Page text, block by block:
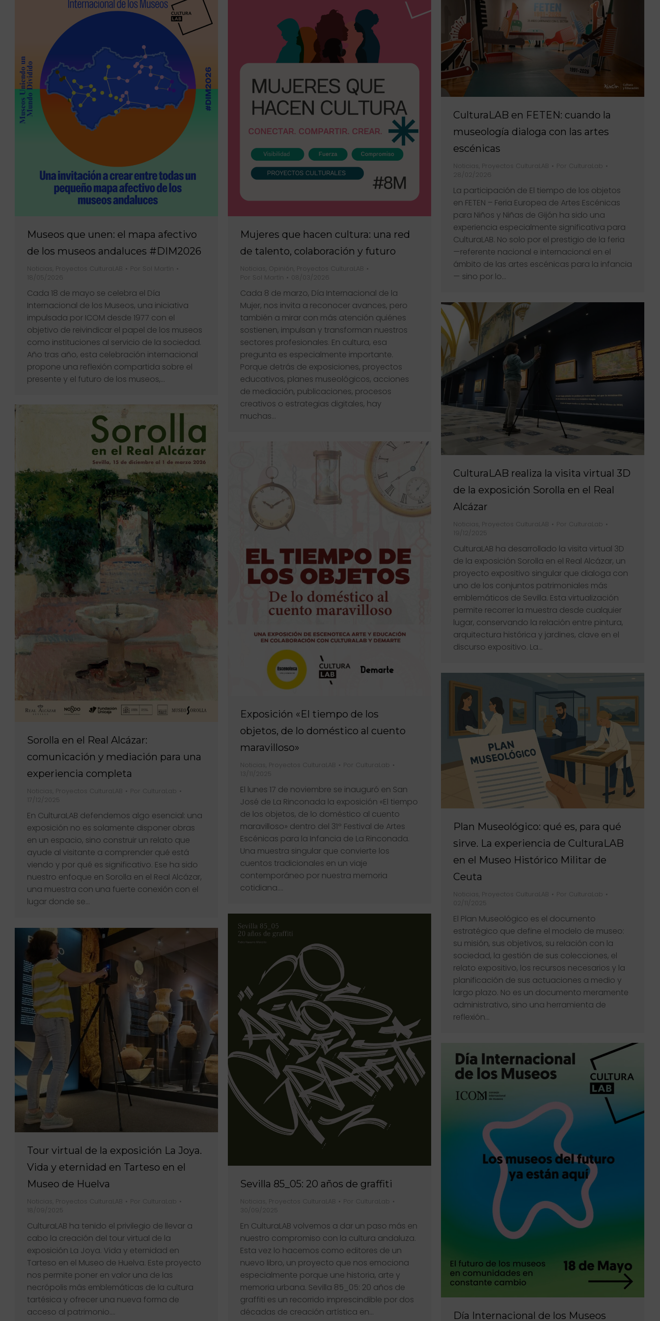
Museos que unen: el mapa afectivo
de los museos andaluces #DIM2026
Noticias Proyectos CulturaLAB Por Sol Martín
18/05/2026
Cada 18 de mayo se celebra el Día
Internacional de los Museos, una iniciativa
impulsada por ICOM desde 1977 con el
objetivo de reivindicar el papel de los museos
como instituciones al servicio de la sociedad.
Año tras año, esta celebración internacional
propone una reflexión compartida sobre el
presente y el futuro de los museos,…
Mujeres que hacen cultura: una red
de talento, colaboración y futuro
Noticias Opinión Proyectos CulturaLAB
Por Sol Martín 08/03/2026
Cada 8 de marzo, Día Internacional de la
Mujer, nos invita a reconocer avances, pero
también a mirar con más atención quiénes
sostienen, impulsan y transforman nuestros
sectores profesionales. En cultura, esa
pregunta es especialmente importante.
Porque detrás de exposiciones, proyectos
educativos, planes museológicos, acciones
de mediación, publicaciones, procesos
creativos o estrategias digitales, hay
muchas…
CulturaLAB en FETEN: cuando la
museología dialoga con las artes
escénicas
Noticias Proyectos CulturaLAB Por CulturaLab
28/02/2026
La participación de El tiempo de los objetos
en FETEN – Feria Europea de Artes Escénicas
para Niños y Niñas de Gijón ha sido una
experiencia especialmente significativa para
CulturaLAB. No solo por el prestigio de la feria
—referente nacional e internacional en el
ámbito de las artes escénicas para la infancia
— sino por lo…
CulturaLAB realiza la visita virtual 3D
de la exposición Sorolla en el Real
Alcázar
Noticias Proyectos CulturaLAB Por CulturaLab
19/12/2025
CulturaLAB ha desarrollado la visita virtual 3D
de la exposición Sorolla en el Real Alcázar, un
proyecto expositivo singular que dialoga con
uno de los conjuntos patrimoniales más
emblemáticos de Sevilla. Esta virtualización
permite recorrer la muestra desde cualquier
lugar, conservando la relación entre pintura,
arquitectura histórica y jardines, clave en el
discurso expositivo. La…
Sorolla en el Real Alcázar:
comunicación y mediación para una
experiencia completa
Noticias Proyectos CulturaLAB Por CulturaLab
17/12/2025
En CulturaLAB defendemos algo esencial: una
exposición no es solamente disponer obras
en un espacio, sino construir un relato que
ayude al visitante a comprender qué está
viendo y por qué es significativo. Ese ha sido
nuestro enfoque en Sorolla en el Real Alcázar,
una muestra con una fuerte conexión con el
lugar donde se…
Exposición «El tiempo de los
objetos, de lo doméstico al cuento
maravilloso»
Noticias Proyectos CulturaLAB Por CulturaLab
13/11/2025
El lunes 17 de noviembre se inauguró en San
José de La Rinconada la exposición «El tiempo
de los objetos, de lo doméstico al cuento
maravilloso» dentro del 31º Festival de Artes
Escénicas para la Infancia de La Rinconada.
Una muestra singular que convierte los
cuentos tradicionales en un viaje
contemporáneo por nuestra memoria
cotidiana.…
Plan Museológico: qué es, para qué
sirve. La experiencia de CulturaLAB
en el Museo Histórico Militar de
Ceuta
Noticias Proyectos CulturaLAB Por CulturaLab
02/11/2025
El Plan Museológico es el documento
estratégico que define el modelo de museo:
su misión, sus objetivos, su relación con la
sociedad, la gestión de sus colecciones, el
relato expositivo, los recursos necesarios y la
planificación de sus actuaciones a medio y
largo plazo. No es un documento meramente
administrativo, sino una herramienta de
reflexión…
Sevilla 85_05: 20 años de graffiti
Noticias Proyectos CulturaLAB Por CulturaLab
30/09/2025
En CulturaLAB volvemos a dar un paso más en
nuestro compromiso con la cultura andaluza.
Esta vez lo hacemos como editores de un
nuevo libro, un proyecto que nos emociona
especialmente porque une historia, arte y
memoria urbana. Sevilla 85_05: 20 años de
graffiti es un recorrido imprescindible por dos
décadas de creación artística en…
Tour virtual de la exposición La Joya.
Vida y eternidad en Tarteso en el
Museo de Huelva
Noticias Proyectos CulturaLAB Por CulturaLab
18/09/2025
CulturaLAB ha tenido el privilegio de llevar a
cabo la creación del tour virtual de la
exposición La Joya. Vida y eternidad en
Tarteso en el Museo de Huelva. Este proyecto
nos permite poner en valor una de las
necrópolis más emblemáticas de la cultura
tartésica y ofrecer una nueva forma de
acceso al patrimonio.…
Día Internacional de los Museos